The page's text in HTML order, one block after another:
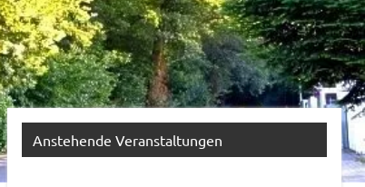
Anstehende Veranstaltungen